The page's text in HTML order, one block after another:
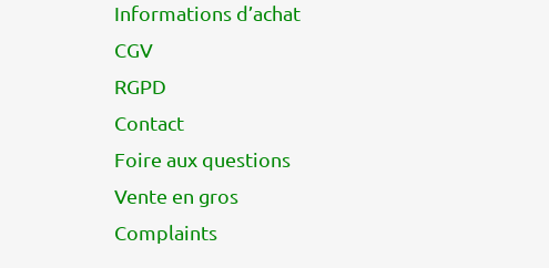
Informations d’achat
CGV
RGPD
Contact
Foire aux questions
Vente en gros
Complaints